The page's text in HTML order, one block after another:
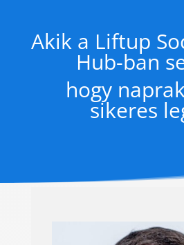
Akik a Liftup
Hub-ban
hogy
sikeres